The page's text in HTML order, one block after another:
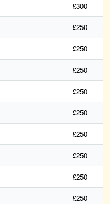
£300
£250
£250
£250
£250
£250
£250
£250
£250
£250